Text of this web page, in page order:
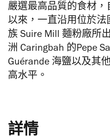
嚴選最高品質的食材，
以來，一直沿用位於法
族 Suire Mill 麵粉廠所
洲 Caringbah 的Pepe
Guérande 海鹽以及其
高水平。
詳情